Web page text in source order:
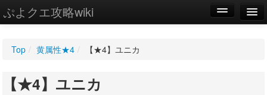
ぷよクエ攻略wiki
WIKI
Top / 黄属性★4 / 【★4】ユニカ
【★4】ユニカ